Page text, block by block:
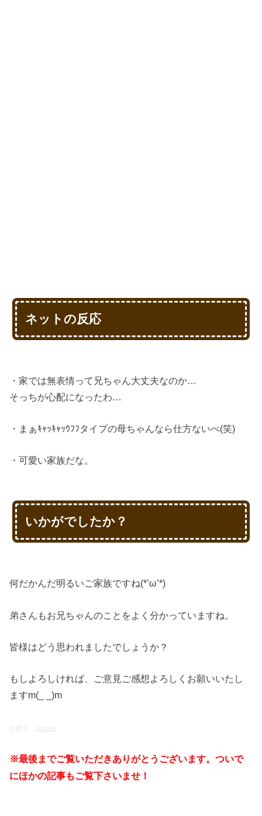
ネットの反応
・家では無表情って兄ちゃん大丈夫なのか…
そっちが心配になったわ…
・まぁｷｬｯｷｬｯｳﾌﾌタイプの母ちゃんなら仕方ないべ(笑)
・可愛い家族だな。
いかがでしたか？
何だかんだ明るいご家族ですね(*’ω’*)
弟さんもお兄ちゃんのことをよく分かっていますね。
皆様はどう思われましたでしょうか？
もしよろしければ、ご意見ご感想よろしくお願いいたし
ますm(_ _)m
出典元： 2ch.net
※最後までご覧いただきありがとうございます。ついで
にほかの記事もご覧下さいませ！